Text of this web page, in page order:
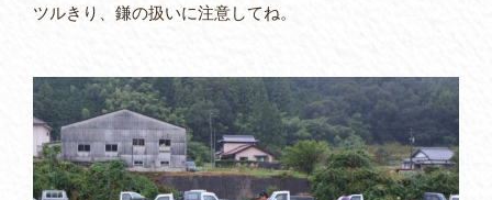
ツルきり、鎌の扱いに注意してね。